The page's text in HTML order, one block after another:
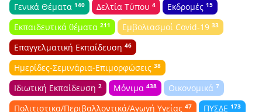
Γενικά Θέματα 140 Δελτία Τύπου 4 Εκδρομές 15
Εκπαιδευτικά θέματα 211 Εμβολιασμοί Covid-19 33
Επαγγελματική Εκπαίδευση 46
Ημερίδες-Σεμινάρια-Επιμορφώσεις 38
Ιδιωτική Εκπαίδευση 2 Μόνιμα 438 Οικονομικά 7
Πολιτιστικα/Περιβαλλοντικά/Αγωγή Υγείας 47 ΠΥΣΔΕ 173